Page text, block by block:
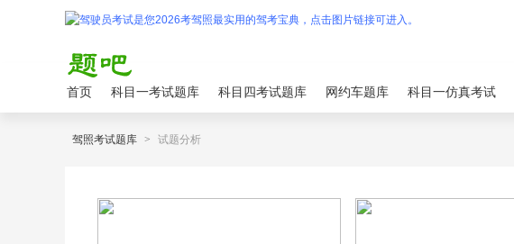
首页 科目一考试题库 科目四考试题库 网约车题库 科目一仿真考试
驾照考试题库 > 试题分析